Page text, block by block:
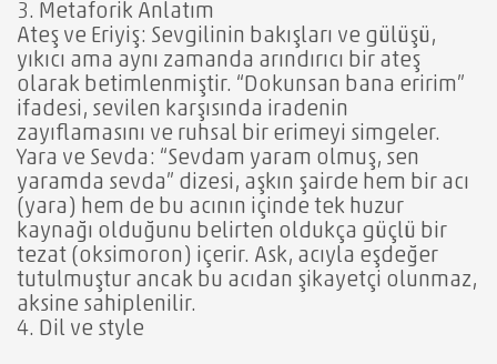
3. Metaforik Anlatım
Ateş ve Eriyiş: Sevgilinin bakışları ve gülüşü,
yıkıcı ama aynı zamanda arındırıcı bir ateş
olarak betimlenmiştir. “Dokunsan bana eririm”
ifadesi, sevilen karşısında iradenin
zayıflamasını ve ruhsal bir erimeyi simgeler.
Yara ve Sevda: “Sevdam yaram olmuş, sen
yaramda sevda” dizesi, aşkın şairde hem bir acı
(yara) hem de bu acının içinde tek huzur
kaynağı olduğunu belirten oldukça güçlü bir
tezat (oksimoron) içerir. Ask, acıyla eşdeğer
tutulmuştur ancak bu acıdan şikayetçi olunmaz,
aksine sahiplenilir.
4. Dil ve style